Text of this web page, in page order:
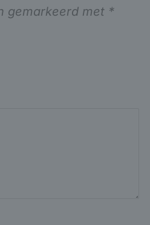
gemarkeerd met *